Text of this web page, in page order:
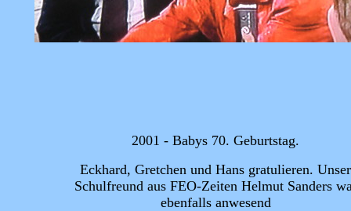
2001 - Babys 70. Geburtstag.
Eckhard, Gretchen und Hans gratulieren. Unser
Schulfreund aus FEO-Zeiten Helmut Sanders
ebenfalls anwesend